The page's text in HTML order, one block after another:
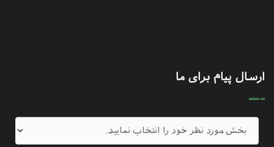
ارسال پیام برای ما